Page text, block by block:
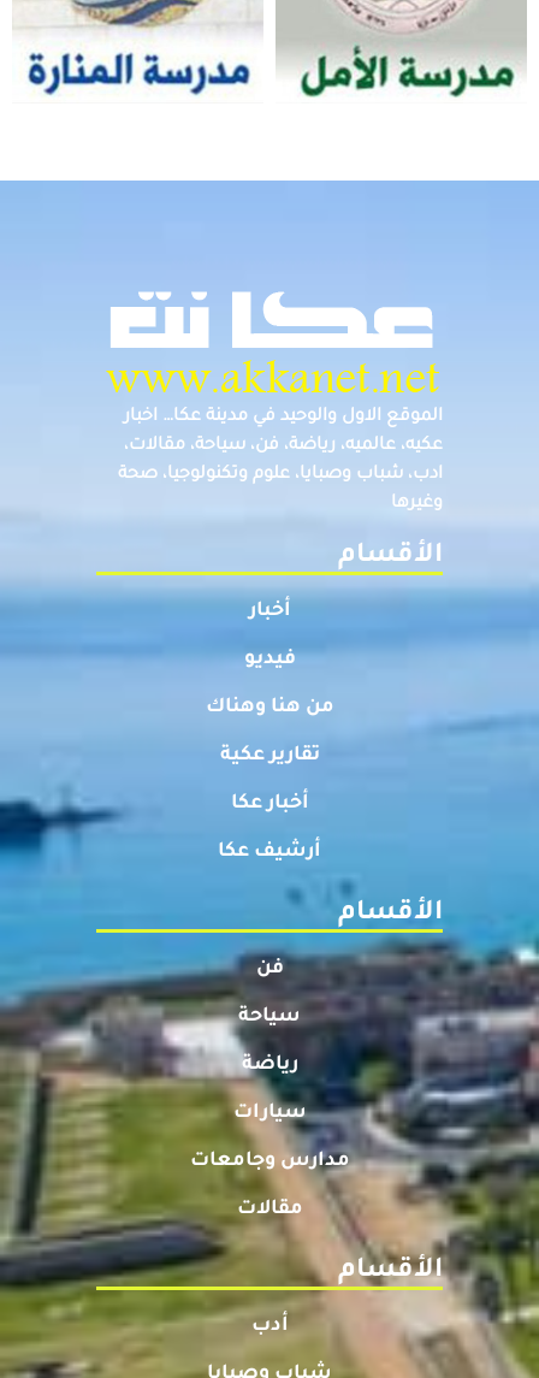
الموقع الاول والوحيد في مدينة عكا… اخبار
عكيه، عالميه، رياضة، فن، سياحة، مقالات،
ادب، شباب وصبايا، علوم وتكنولوجيا، صحة
وغيرها
الأقسام
أخبار
فيديو
من هنا وهناك
تقارير عكية
أخبار عكا
أرشيف عكا
الأقسام
فن
سياحة
رياضة
سيارات
مدارس وجامعات
مقالات
الأقسام
أدب